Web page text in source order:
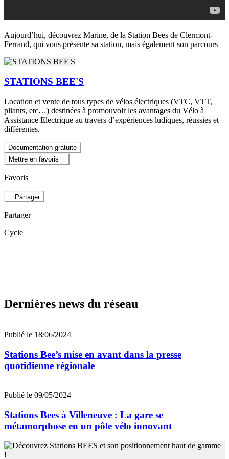
Aujourd’hui, découvrez Marine, de la Station Bees de Clermont-
Ferrand, qui vous présente sa station, mais également son parcours
STATIONS BEE'S
Location et vente de tous types de vélos électriques (VTC, VTT,
pliants, etc…) destinées à promouvoir les avantages du Vélo à
Assistance Electrique au travers d’expériences ludiques, réussies et
différentes.
Documentation gratuite
Mettre en favoris
Favoris
Partager
Partager
Cycle
Dernières news du réseau
Publié le 18/06/2024
Stations Bee’s mise en avant dans la presse
quotidienne régionale
Publié le 09/05/2024
Stations Bees à Villeneuve : La gare se
métamorphose en un pôle vélo innovant